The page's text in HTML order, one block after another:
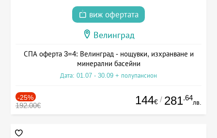
виж офертата
Велинград
СПА оферта 3=4: Велинград - нощувки, изхранване и
минерални басейни
Дата: 01.07 - 30.09 + полупансион
-25%
192.00€ 144€ / 281.64
лв.